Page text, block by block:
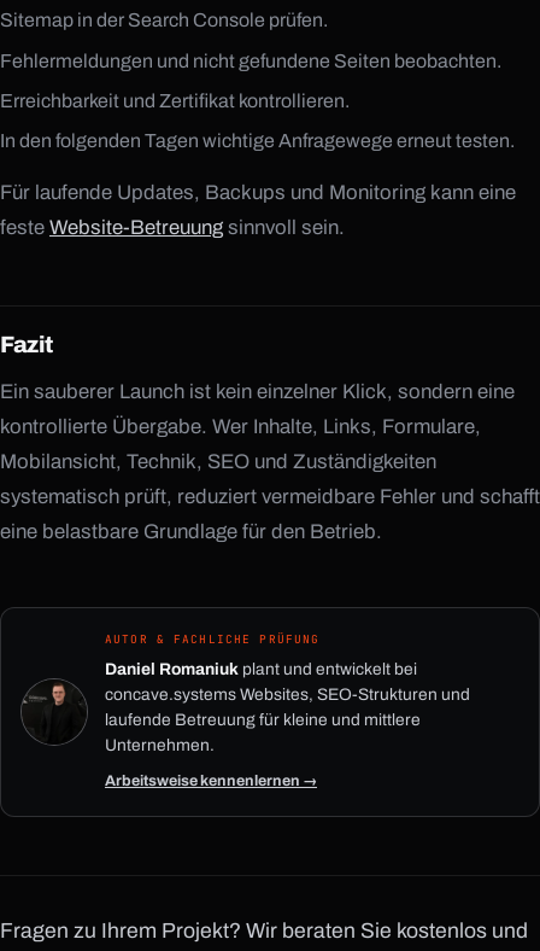
Sitemap in der Search Console prüfen.
Fehlermeldungen und nicht gefundene Seiten beobachten.
Erreichbarkeit und Zertifikat kontrollieren.
In den folgenden Tagen wichtige Anfragewege erneut testen.
Für laufende Updates, Backups und Monitoring kann eine
feste Website-Betreuung sinnvoll sein.
Fazit
Ein sauberer Launch ist kein einzelner Klick, sondern eine
kontrollierte Übergabe. Wer Inhalte, Links, Formulare,
Mobilansicht, Technik, SEO und Zuständigkeiten
systematisch prüft, reduziert vermeidbare Fehler und schafft
eine belastbare Grundlage für den Betrieb.
AUTOR & FACHLICHE PRÜFUNG
Daniel Romaniuk plant und entwickelt bei
concave.systems Websites, SEO-Strukturen und
laufende Betreuung für kleine und mittlere
Unternehmen.
Arbeitsweise kennenlernen →
Fragen zu Ihrem Projekt? Wir beraten Sie kostenlos und